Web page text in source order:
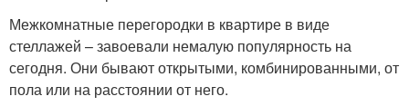
Межкомнатные перегородки в квартире в виде
стеллажей – завоевали немалую популярность на
сегодня. Они бывают открытыми, комбинированными, от
пола или на расстоянии от него.